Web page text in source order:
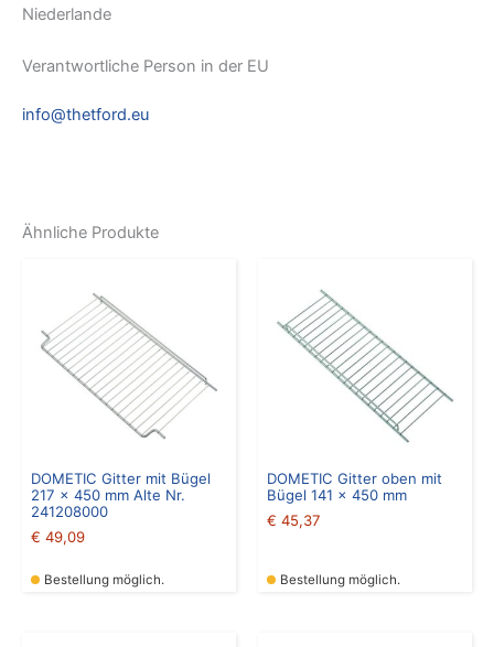
Niederlande
Verantwortliche Person in der EU
info@thetford.eu
Ähnliche Produkte
DOMETIC Gitter mit Bügel
217 x 450 mm Alte Nr.
241208000
€ 49,09
Bestellung möglich.
DOMETIC Gitter oben mit
Bügel 141 x 450 mm
€ 45,37
Bestellung möglich.